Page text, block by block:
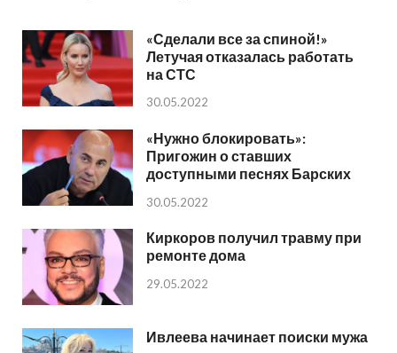
«Сделали все за спиной!»
Летучая отказалась работать
на СТС
30.05.2022
«Нужно блокировать»:
Пригожин о ставших
доступными песнях Барских
30.05.2022
Киркоров получил травму при
ремонте дома
29.05.2022
Ивлеева начинает поиски мужа